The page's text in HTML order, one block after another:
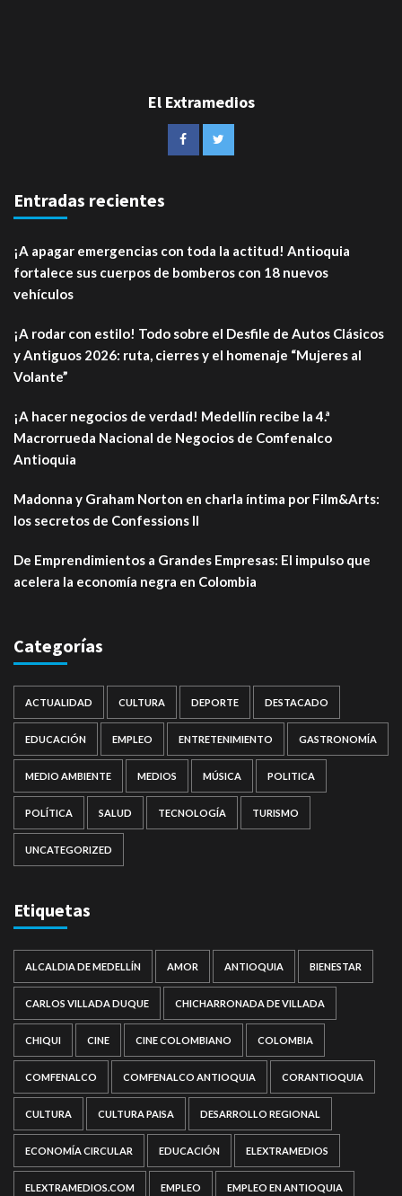
El Extramedios
Entradas recientes
¡A apagar emergencias con toda la actitud! Antioquia
fortalece sus cuerpos de bomberos con 18 nuevos
vehículos
¡A rodar con estilo! Todo sobre el Desfile de Autos Clásicos
y Antiguos 2026: ruta, cierres y el homenaje “Mujeres al
Volante”
¡A hacer negocios de verdad! Medellín recibe la 4.ª
Macrorrueda Nacional de Negocios de Comfenalco
Antioquia
Madonna y Graham Norton en charla íntima por Film&Arts:
los secretos de Confessions II
De Emprendimientos a Grandes Empresas: El impulso que
acelera la economía negra en Colombia
Categorías
ACTUALIDAD CULTURA DEPORTE DESTACADO
EDUCACIÓN EMPLEO ENTRETENIMIENTO GASTRONOMÍA
MEDIO AMBIENTE MEDIOS MÚSICA POLITICA
POLÍTICA SALUD TECNOLOGÍA TURISMO
UNCATEGORIZED
Etiquetas
ALCALDIA DE MEDELLÍN AMOR ANTIOQUIA BIENESTAR
CARLOS VILLADA DUQUE CHICHARRONADA DE VILLADA
CHIQUI CINE CINE COLOMBIANO COLOMBIA
COMFENALCO COMFENALCO ANTIOQUIA CORANTIOQUIA
CULTURA CULTURA PAISA DESARROLLO REGIONAL
ECONOMÍA CIRCULAR EDUCACIÓN ELEXTRAMEDIOS
ELEXTRAMEDIOS.COM EMPLEO EMPLEO EN ANTIOQUIA